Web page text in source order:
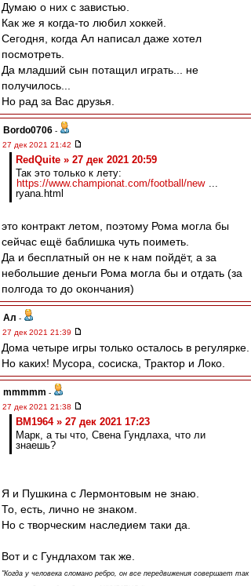
Думаю о них с завистью.
Как же я когда-то любил хоккей.
Сегодня, когда Ал написал даже хотел
посмотреть.
Да младший сын потащил играть... не
получилось...
Но рад за Вас друзья.
Bordo0706 -
27 дек 2021 21:42
RedQuite » 27 дек 2021 20:59
Так это только к лету:
https://www.championat.com/football/new ...
ryana.html
это контракт летом, поэтому Рома могла бы
сейчас ещё баблишка чуть поиметь.
Да и бесплатный он не к нам пойдёт, а за
небольшие деньги Рома могла бы и отдать (за
полгода то до окончания)
Ал -
27 дек 2021 21:39
Дома четыре игры только осталось в регулярке.
Но каких! Мусора, сосиска, Трактор и Локо.
mmmmm -
27 дек 2021 21:38
BM1964 » 27 дек 2021 17:23
Марк, а ты что, Свена Гундлаха, что ли
знаешь?
Я и Пушкина с Лермонтовым не знаю.
То, есть, лично не знаком.
Но с творческим наследием таки да.
Вот и с Гундлахом так же.
"Когда у человека сломано ребро, он все передвижения совершает так